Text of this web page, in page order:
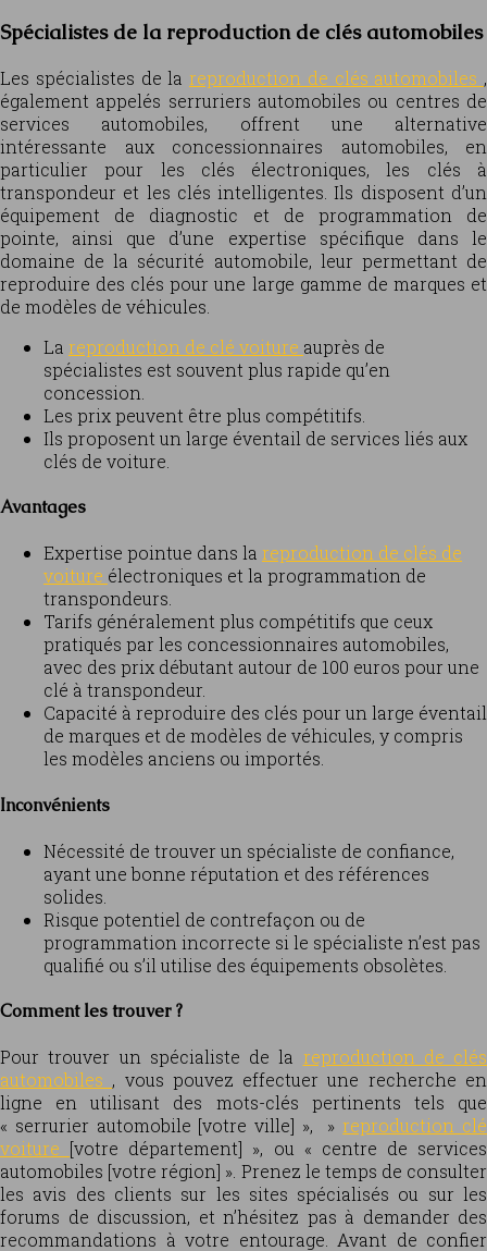
Spécialistes de la reproduction de clés automobiles
Les spécialistes de la reproduction de clés automobiles ,
également appelés serruriers automobiles ou centres de
services automobiles, offrent une alternative
intéressante aux concessionnaires automobiles, en
particulier pour les clés électroniques, les clés à
transpondeur et les clés intelligentes. Ils disposent d’un
équipement de diagnostic et de programmation de
pointe, ainsi que d’une expertise spécifique dans le
domaine de la sécurité automobile, leur permettant de
reproduire des clés pour une large gamme de marques et
de modèles de véhicules.
La reproduction de clé voiture auprès de
spécialistes est souvent plus rapide qu’en
concession.
Les prix peuvent être plus compétitifs.
Ils proposent un large éventail de services liés aux
clés de voiture.
Avantages
Expertise pointue dans la reproduction de clés de
voiture électroniques et la programmation de
transpondeurs.
Tarifs généralement plus compétitifs que ceux
pratiqués par les concessionnaires automobiles,
avec des prix débutant autour de 100 euros pour une
clé à transpondeur.
Capacité à reproduire des clés pour un large éventail
de marques et de modèles de véhicules, y compris
les modèles anciens ou importés.
Inconvénients
Nécessité de trouver un spécialiste de confiance,
ayant une bonne réputation et des références
solides.
Risque potentiel de contrefaçon ou de
programmation incorrecte si le spécialiste n’est pas
qualifié ou s’il utilise des équipements obsolètes.
Comment les trouver ?
Pour trouver un spécialiste de la reproduction de clés
automobiles , vous pouvez effectuer une recherche en
ligne en utilisant des mots-clés pertinents tels que
« serrurier automobile [votre ville] », »reproduction clé
voiture [votre département] », ou « centre de services
automobiles [votre région] ». Prenez le temps de consulter
les avis des clients sur les sites spécialisés ou sur les
forums de discussion, et n’hésitez pas à demander des
recommandations à votre entourage. Avant de confier